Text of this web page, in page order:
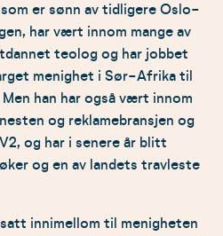
innebærer å være mentalt
og store påkjenninger,
samtaler og
med at balanse er
liv, og at det handler om
og styrke evnen til å
livets utfordringer.
er sønn av tidligere Oslo-
har vært innom mange av
teolog og har jobbet
menighet i Sør-Afrika til
han har også vært innom
og reklamebransjen og
og har i senere år blitt
og en av landets travleste
innimellom til menigheten